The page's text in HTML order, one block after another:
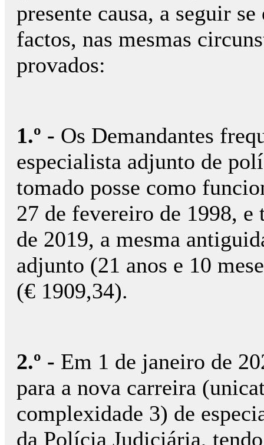
presente causa, a seguir
factos, nas mesmas
provados:
1.º - Os Demandantes
especialista adjunto de
tomado posse como
27 de fevereiro de 1998, e
de 2019, a mesma
adjunto (21 anos e 10
(€ 1909,34).
2.º - Em 1 de janeiro de
para a nova carreira
complexidade 3) de
da Polícia Judiciária,